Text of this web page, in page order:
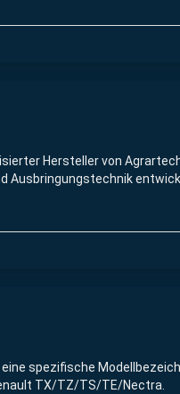
Hersteller von
Ausbringungstechnik
eine spezifische
TX/TZ/TS/TE/Nectra.